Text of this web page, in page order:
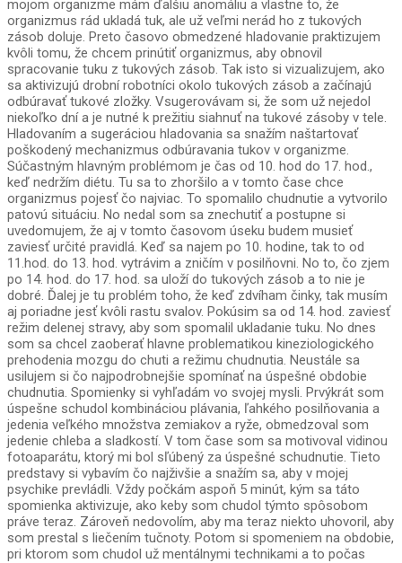
mojom organizme mám ďalšiu anomáliu a vlastne to, že
organizmus rád ukladá tuk, ale už veľmi nerád ho z tukových
zásob doluje. Preto časovo obmedzené hladovanie praktizujem
kvôli tomu, že chcem prinútiť organizmus, aby obnovil
spracovanie tuku z tukových zásob. Tak isto si vizualizujem, ako
sa aktivizujú drobní robotníci okolo tukových zásob a začínajú
odbúravať tukové zložky. Vsugerovávam si, že som už nejedol
niekoľko dní a je nutné k prežitiu siahnuť na tukové zásoby v tele.
Hladovaním a sugeráciou hladovania sa snažím naštartovať
poškodený mechanizmus odbúravania tukov v organizme.
Súčastným hlavným problémom je čas od 10. hod do 17. hod.,
keď nedržím diétu. Tu sa to zhoršilo a v tomto čase chce
organizmus pojesť čo najviac. To spomalilo chudnutie a vytvorilo
patovú situáciu. No nedal som sa znechutiť a postupne si
uvedomujem, že aj v tomto časovom úseku budem musieť
zaviesť určité pravidlá. Keď sa najem po 10. hodine, tak to od
11.hod. do 13. hod. vytrávim a zničím v posilňovni. No to, čo zjem
po 14. hod. do 17. hod. sa uloží do tukových zásob a to nie je
dobré. Ďalej je tu problém toho, že keď zdvíham činky, tak musím
aj poriadne jesť kvôli rastu svalov. Pokúsim sa od 14. hod. zaviesť
režim delenej stravy, aby som spomalil ukladanie tuku. No dnes
som sa chcel zaoberať hlavne problematikou kineziologického
prehodenia mozgu do chuti a režimu chudnutia. Neustále sa
usilujem si čo najpodrobnejšie spomínať na úspešné obdobie
chudnutia. Spomienky si vyhľadám vo svojej mysli. Prvýkrát som
úspešne schudol kombináciou plávania, ľahkého posilňovania a
jedenia veľkého množstva zemiakov a ryže, obmedzoval som
jedenie chleba a sladkostí. V tom čase som sa motivoval vidinou
fotoaparátu, ktorý mi bol sľúbený za úspešné schudnutie. Tieto
predstavy si vybavím čo najživšie a snažím sa, aby v mojej
psychike prevládli. Vždy počkám aspoň 5 minút, kým sa táto
spomienka aktivizuje, ako keby som chudol týmto spôsobom
práve teraz. Zároveň nedovolím, aby ma teraz niekto uhovoril, aby
som prestal s liečením tučnoty. Potom si spomeniem na obdobie,
pri ktorom som chudol už mentálnymi technikami a to počas